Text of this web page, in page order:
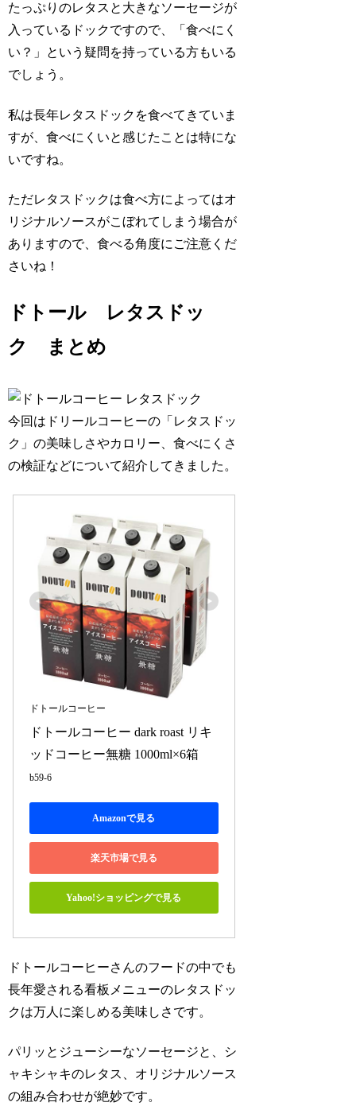
たっぷりのレタスと大きなソーセージが
入っているドックですので、「食べにく
い？」という疑問を持っている方もいる
でしょう。
私は長年レタスドックを食べてきていま
すが、食べにくいと感じたことは特にな
いですね。
ただレタスドックは食べ方によってはオ
リジナルソースがこぼれてしまう場合が
ありますので、食べる角度にご注意くだ
さいね！
ドトール レタスドッ
ク まとめ
今回はドリールコーヒーの「レタスドッ
ク」の美味しさやカロリー、食べにくさ
の検証などについて紹介してきました。
ドトールコーヒー
ドトールコーヒー dark roast リキ
ッドコーヒー無糖 1000ml×6箱
b59-6
Amazonで見る
楽天市場で見る
Yahoo!ショッピングで見る
ドトールコーヒーさんのフードの中でも
長年愛される看板メニューのレタスドッ
クは万人に楽しめる美味しさです。
パリッとジューシーなソーセージと、シ
ャキシャキのレタス、オリジナルソース
の組み合わせが絶妙です。